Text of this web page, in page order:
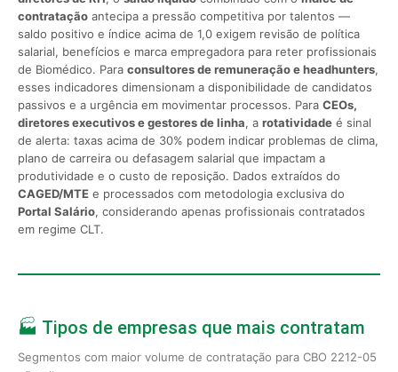
contratação antecipa a pressão competitiva por talentos —
saldo positivo e índice acima de 1,0 exigem revisão de política
salarial, benefícios e marca empregadora para reter profissionais
de Biomédico. Para consultores de remuneração e headhunters,
esses indicadores dimensionam a disponibilidade de candidatos
passivos e a urgência em movimentar processos. Para CEOs,
diretores executivos e gestores de linha, a rotatividade é sinal
de alerta: taxas acima de 30% podem indicar problemas de clima,
plano de carreira ou defasagem salarial que impactam a
produtividade e o custo de reposição. Dados extraídos do
CAGED/MTE e processados com metodologia exclusiva do
Portal Salário, considerando apenas profissionais contratados
em regime CLT.
🏭 Tipos de empresas que mais contratam
Segmentos com maior volume de contratação para CBO 2212-05